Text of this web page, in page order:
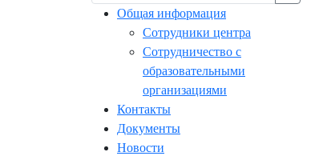
Общая информация
Сотрудники центра
Сотрудничество с
образовательными
организациями
Контакты
Документы
Новости